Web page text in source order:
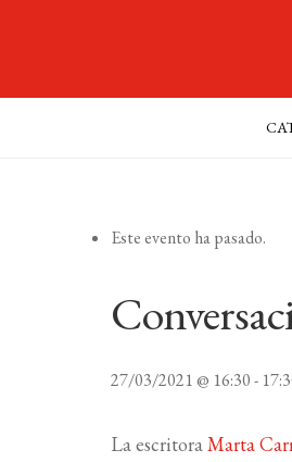
Este evento ha pasado.
27/03/2021 @ 16:30-
La escritoraMarta